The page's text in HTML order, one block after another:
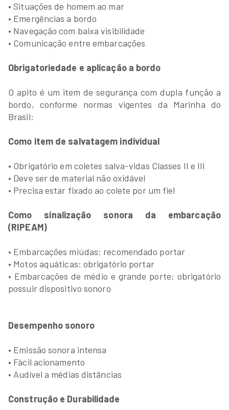
• Situações de homem ao mar
• Emergências a bordo
• Navegação com baixa visibilidade
• Comunicação entre embarcações
Obrigatoriedade e aplicação a bordo
O apito é um item de segurança com dupla função a
bordo, conforme normas vigentes da Marinha do
Brasil:
Como item de salvatagem individual
• Obrigatório em coletes salva-vidas Classes II e III
• Deve ser de material não oxidável
• Precisa estar fixado ao colete por um fiel
Como sinalização sonora da embarcação
(RIPEAM)
• Embarcações miúdas: recomendado portar
• Motos aquáticas: obrigatório portar
• Embarcações de médio e grande porte: obrigatório
possuir dispositivo sonoro
Desempenho sonoro
• Emissão sonora intensa
• Fácil acionamento
• Audível a médias distâncias
Construção e Durabilidade